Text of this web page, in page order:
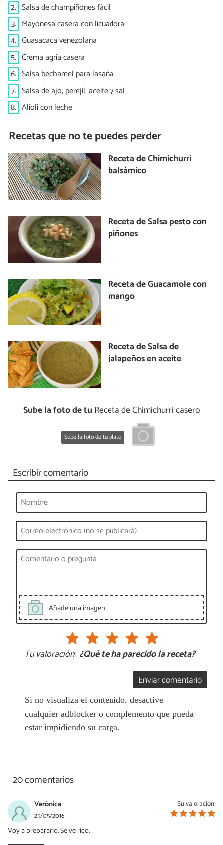
2. Salsa de champiñones fácil
3. Mayonesa casera con licuadora
4. Guasacaca venezolana
5. Crema agria casera
6. Salsa bechamel para lasaña
7. Salsa de ajo, perejil, aceite y sal
8. Alioli con leche
Recetas que no te puedes perder
Receta de Chimichurri
balsámico
Receta de Salsa pesto con
piñones
Receta de Guacamole con
mango
Receta de Salsa de
jalapeños en aceite
Sube la foto de tu Receta de Chimichurri casero
Sube la foto de tu plato
Escribir comentario
Añade una imagen
Tu valoración: ¿Qué te ha parecido la receta?
Enviar comentario
Si no visualiza el contenido, desactive
cualquier adblocker o complemento que pueda
estar impidiendo su carga.
20 comentarios
Su valoración:
Verónica
25/05/2016
Voy a prepararlo. Se ve rico.